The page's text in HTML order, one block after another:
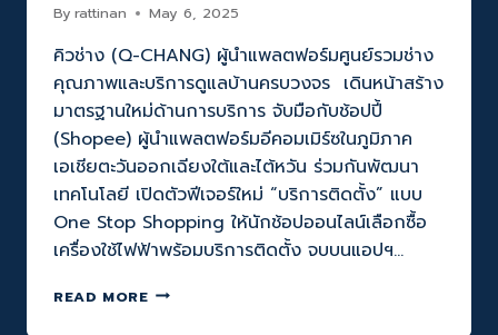
By rattinan May 6, 2025
คิวช่าง (Q-CHANG) ผู้นำแพลตฟอร์มศูนย์รวมช่าง
คุณภาพและบริการดูแลบ้านครบวงจร เดินหน้าสร้าง
มาตรฐานใหม่ด้านการบริการ จับมือกับช้อปปี้
(Shopee) ผู้นำแพลตฟอร์มอีคอมเมิร์ซในภูมิภาค
เอเชียตะวันออกเฉียงใต้และไต้หวัน ร่วมกันพัฒนา
เทคโนโลยี เปิดตัวฟีเจอร์ใหม่ “บริการติดตั้ง” แบบ
One Stop Shopping ให้นักช้อปออนไลน์เลือกซื้อ
เครื่องใช้ไฟฟ้าพร้อมบริการติดตั้ง จบบนแอปฯ…
READ MOREQ-